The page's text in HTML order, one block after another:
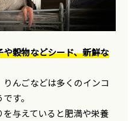
穀物などシード、新鮮な
んごなどは多くのインコ
す。
与えていると肥満や栄養